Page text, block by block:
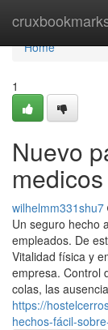
Home
Home
1
Nuevo
wilhelmm331shu7
Un seguro hecho
empleados. De
Vitalidad física y
empresa. Control
colas, las
https://
hechos-fácil-